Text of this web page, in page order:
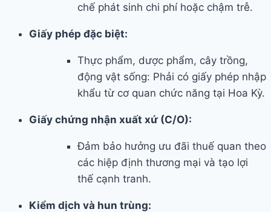
chế phát sinh chi phí hoặc chậm trễ.
Giấy phép đặc biệt:
Thực phẩm, dược phẩm, cây trồng,
động vật sống: Phải có giấy phép nhập
khẩu từ cơ quan chức năng tại Hoa Kỳ.
Giấy chứng nhận xuất xứ (C/O):
Đảm bảo hưởng ưu đãi thuế quan theo
các hiệp định thương mại và tạo lợi
thế cạnh tranh.
Kiểm dịch và hun trùng: